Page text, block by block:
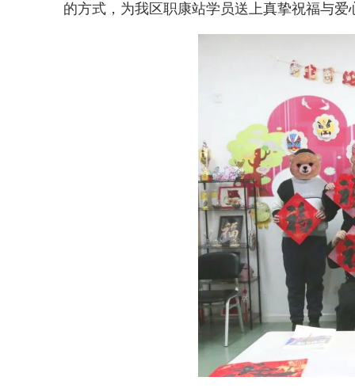
的方式，为我区职康站学员送上真挚祝福与